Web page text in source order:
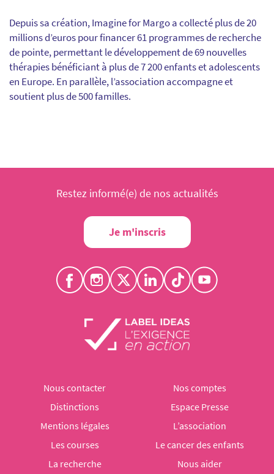
Depuis sa création,Imagine for Margoa collecté plus de 20
millions d’eurospour financer 61 programmes de recherche
de pointe, permettant le développement de 69 nouvelles
thérapies bénéficiantà plus de 7 200 enfants et adolescents
en Europe. En parallèle, l’association accompagne et
soutient plus de 500 familles.
Restez informé(e) de nos actualités
Je m'inscris
Nous contacter
Nos comptes
Distinctions
Espace Presse
Mentions légales
L’association
Les courses
Le cancer des enfants
La recherche
Nous aider